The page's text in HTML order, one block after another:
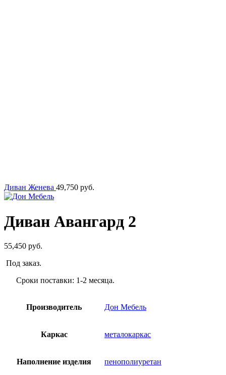
Диван Женева 49,750 руб.
Диван Авангард 2
55,450 руб.
Под заказ.
Сроки поставки: 1-2 месяца.
Производитель Дон Мебель
Каркас металокаркас
Наполнение изделия пенополиуретан